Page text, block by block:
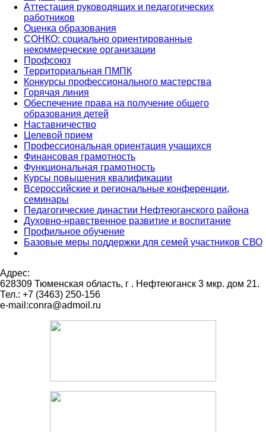
Аттестация руководящих и педагогических
работников
Оценка образования
СОНКО: социально ориентированные
некоммерческие организации
Профсоюз
Территориальная ПМПК
Конкурсы профессионального мастерства
Горячая линия
Обеспечение права на получение общего
образования детей
Наставничество
Целевой прием
Профессиональная ориентация учащихся
Финансовая грамотность
Функциональная грамотность
Курсы повышения квалификации
Всероссийские и региональные конференции,
семинары
Педагогические династии Нефтеюганского района
Духовно-нравственное развитие и воспитание
Профильное обучение
Базовые меры поддержки для семей участников СВО
Адрес:
628309 Тюменская область, г . Нефтеюганск 3 мкр. дом 21.
Тел.: +7 (3463) 250-156
e-mail:conra@admoil.ru